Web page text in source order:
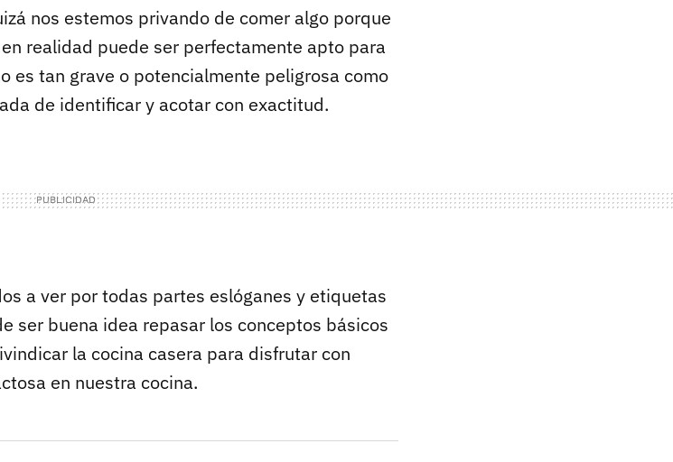
nos estemos privando de comer algo porque
realidad puede ser perfectamente apto para
es tan grave o potencialmente peligrosa como
de identificar y acotar con exactitud.
a ver por todas partes eslóganes y etiquetas
ser buena idea repasar los conceptos básicos
la cocina casera para disfrutar con
en nuestra cocina.